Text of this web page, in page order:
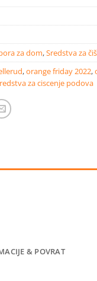
za dom,Sredstva za
,orange friday 2022,
za ciscenje podova
& POVRAT